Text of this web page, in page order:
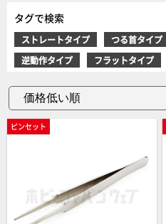
タグで検索
ストレートタイプ つる首タイプ
逆動作タイプ
フラットタイプ
ピンセット